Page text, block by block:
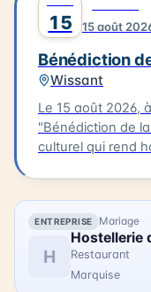
Là, se déroule la
des bateaux pour
15 15 août
Bénédiction
Wissant
Le 15 août 2026,
"Bénédiction de
culturel qui rend
déroulera la
accompagnée de
de flobarts,
moment de
lieu dans un
ENTREPRISE Mariage
H
Restaurant
Marquise